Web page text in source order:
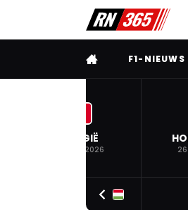
VOLLEDIG MENU
F1-NIEUWS
BELGIË
19 JUL. 2026